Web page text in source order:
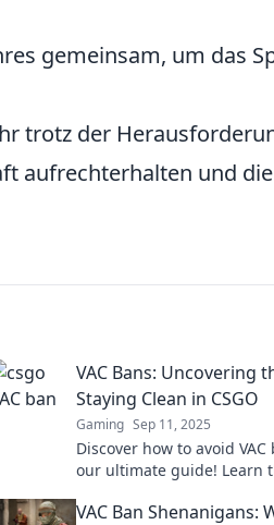
gemeinsam, um das
trotz der
aufrechterhalten und die
VAC Bans: Uncovering
Staying Clean in CSGO
Gaming Sep 11, 2025
Discover how to avoid
our ultimate guide! Learn
VAC Ban Shenanigans: